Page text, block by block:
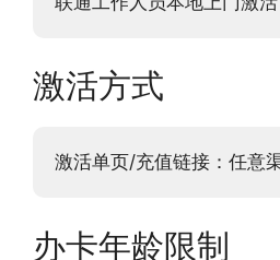
激活方式
激活单页/充值链接：任意
办卡年龄限制